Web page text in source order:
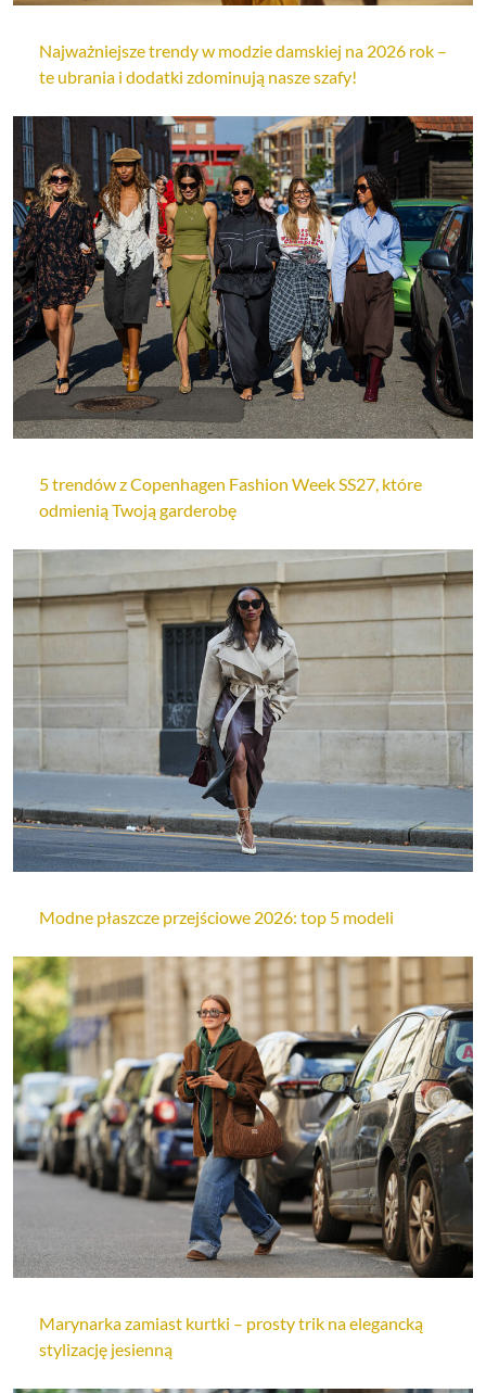
Najważniejsze trendy w modzie damskiej na 2026 rok –
te ubrania i dodatki zdominują nasze szafy!
5 trendów z Copenhagen Fashion Week SS27, które
odmienią Twoją garderobę
Modne płaszcze przejściowe 2026: top 5 modeli
Marynarka zamiast kurtki – prosty trik na elegancką
stylizację jesienną